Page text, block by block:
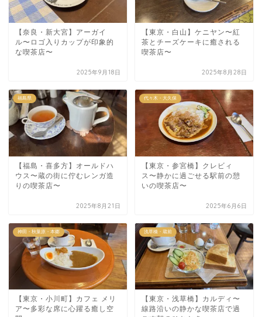
【奈良・新大宮】アーガイ
ル〜ロゴ入りカップが印象的
な喫茶店〜
2025年9月18日
【東京・白山】ケニヤン〜紅
茶とチーズケーキに癒される
喫茶店〜
2025年8月28日
福島県
【福島・喜多方】オールドハ
ウス〜蔵の街に佇むレンガ造
りの喫茶店〜
2025年8月21日
代々木・大久保
【東京・参宮橋】クレビィ
ス〜静かに過ごせる駅前の憩
いの喫茶店〜
2025年6月6日
神田・秋葉原・本郷
【東京・小川町】カフェ メリ
ア〜多彩な席に心躍る癒し空
浅草橋・蔵前
【東京・浅草橋】カルディ〜
線路沿いの静かな喫茶店で過